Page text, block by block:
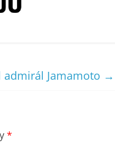
admirál Jamamoto →
*